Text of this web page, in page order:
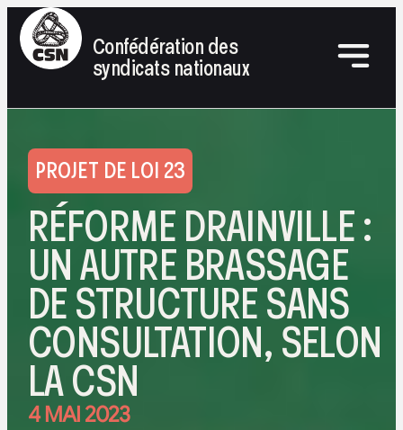
Confédération des
syndicats nationaux
PROJET DE LOI 23
RÉFORME DRAINVILLE :
UN AUTRE BRASSAGE
DE STRUCTURE SANS
CONSULTATION, SELON
LA CSN
4 MAI 2023